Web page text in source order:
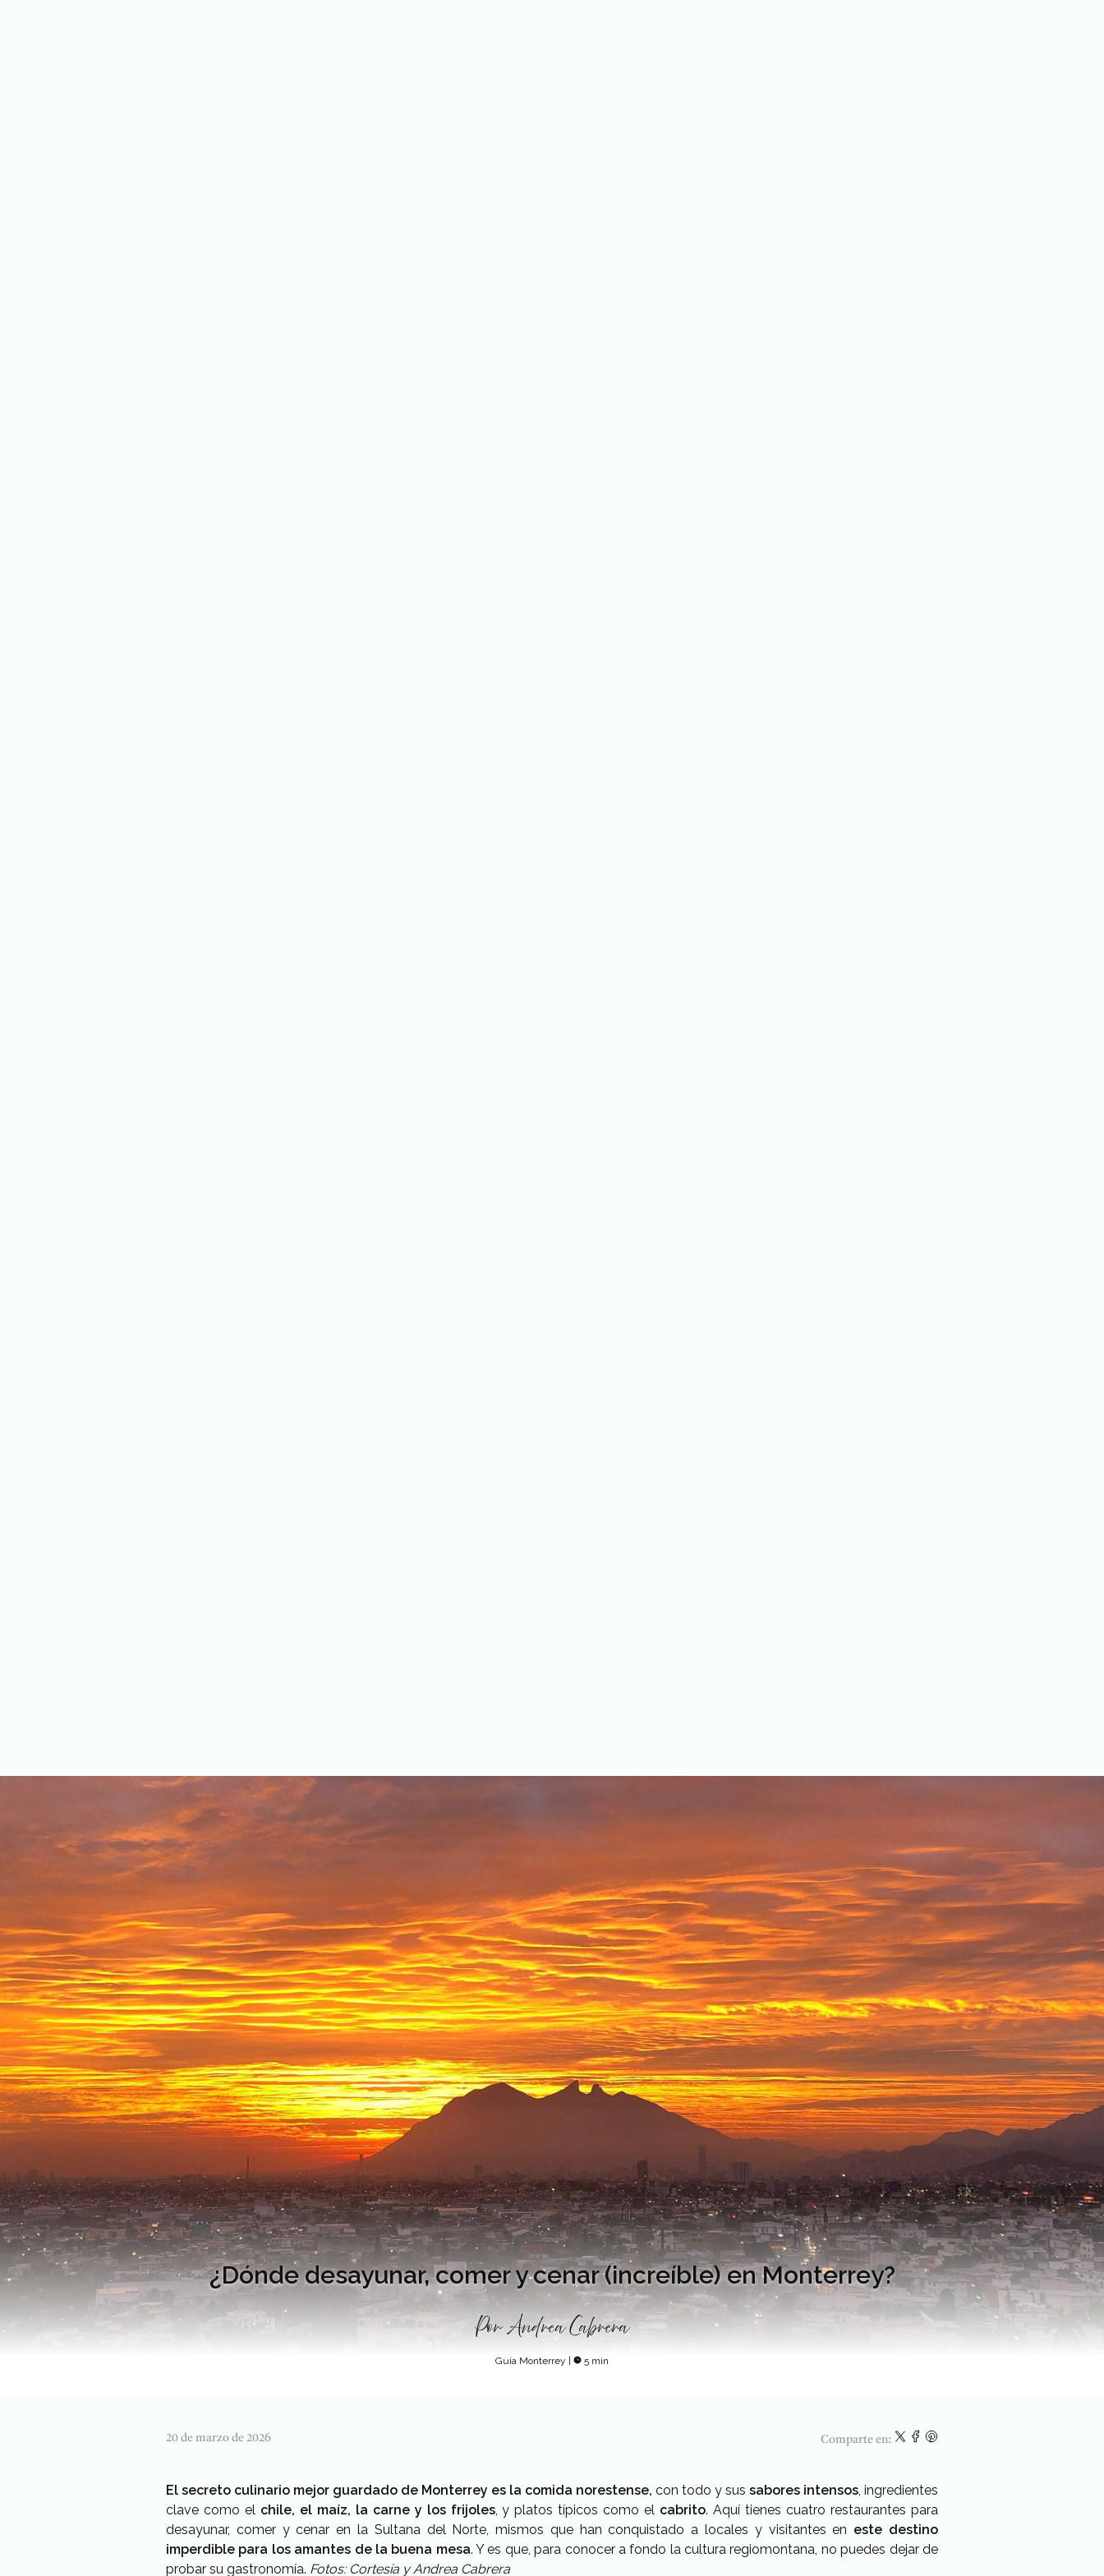
¿Dónde desayunar, comer y cenar (increíble) en Monterrey?
Por Andrea Cabrera
Guía Monterrey 5 min
20 de marzo de 2026 Comparte en:
El secreto culinario mejor guardado de Monterrey es la comida norestense, con todo y sus sabores intensos, ingredientes
clave como el chile, el maíz, la carne y los frijoles, y platos típicos como el cabrito. Aquí tienes cuatro restaurantes para
desayunar, comer y cenar en la Sultana del Norte, mismos que han conquistado a locales y visitantes en este destino
imperdible para los amantes de la buena mesa. Y es que, para conocer a fondo la cultura regiomontana, no puedes dejar de
probar su gastronomía. Fotos: Cortesía y Andrea Cabrera